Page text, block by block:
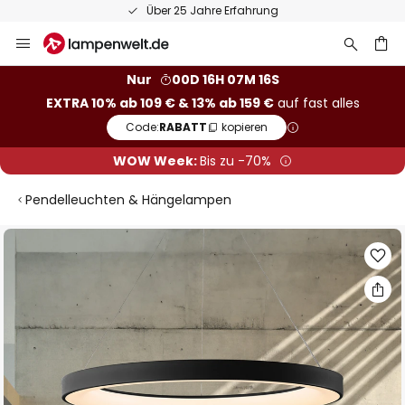
Über 25 Jahre Erfahrung
Inhalt
Nur
00D 16H 07M 15S
EXTRA 10% ab 109 € & 13% ab 159 €auf fast alles
Code:RABATT kopieren
WOW Week:Bis zu -70%
Pendelleuchten & Hängelampen
Zum
Bildgalerie
springen